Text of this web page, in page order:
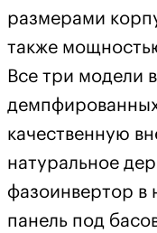
размерами
также
Все три модели
качественную
натуральное
фазоинвертор в
панель под